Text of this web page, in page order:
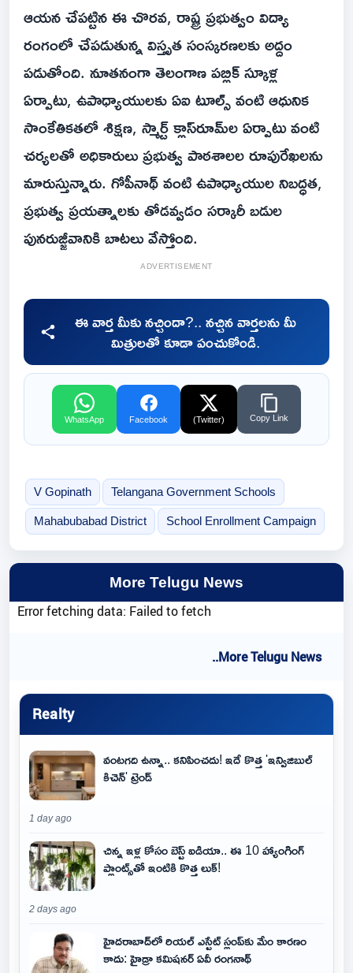
ఆయన చేపట్టిన ఈ చొరవ, రాష్ట్ర ప్రభుత్వం విద్యా
రంగంలో చేపడుతున్న విస్తృత సంస్కరణలకు అద్దం
పడుతోంది. నూతనంగా తెలంగాణ పబ్లిక్ స్కూళ్ల
ఏర్పాటు, ఉపాధ్యాయులకు ఏఐ టూల్స్ వంటి ఆధునిక
సాంకేతికతలో శిక్షణ, స్మార్ట్ క్లాస్‌రూమ్‌ల ఏర్పాటు వంటి
చర్యలతో అధికారులు ప్రభుత్వ పాఠశాలల రూపురేఖలను
మారుస్తున్నారు. గోపీనాథ్ వంటి ఉపాధ్యాయుల నిబద్ధత,
ప్రభుత్వ ప్రయత్నాలకు తోడవ్వడం సర్కారీ బడుల
పునరుజ్జీవానికి బాటలు వేస్తోంది.
ADVERTISEMENT
ఈ వార్త మీకు నచ్చిందా?.. నచ్చిన వార్తలను మీ
మిత్రులతో కూడా పంచుకోండి.
WhatsApp Facebook (Twitter) Copy Link
V Gopinath Telangana Government Schools
Mahabubabad District School Enrollment Campaign
More Telugu News
Error fetching data: Failed to fetch
..More Telugu News
Realty
వంటగది ఉన్నా.. కనిపించదు! ఇదే కొత్త 'ఇన్విజిబుల్
కిచెన్' ట్రెండ్
1 day ago
చిన్న ఇళ్ల కోసం బెస్ట్ ఐడియా.. ఈ 10 హ్యాంగింగ్
ప్లాంట్స్‌తో ఇంటికి కొత్త లుక్!
2 days ago
హైదరాబాద్‌లో రియల్ ఎస్టేట్ స్లంప్‌కు మేం కారణం
కాదు: హైడ్రా కమిషనర్ ఏవీ రంగనాథ్